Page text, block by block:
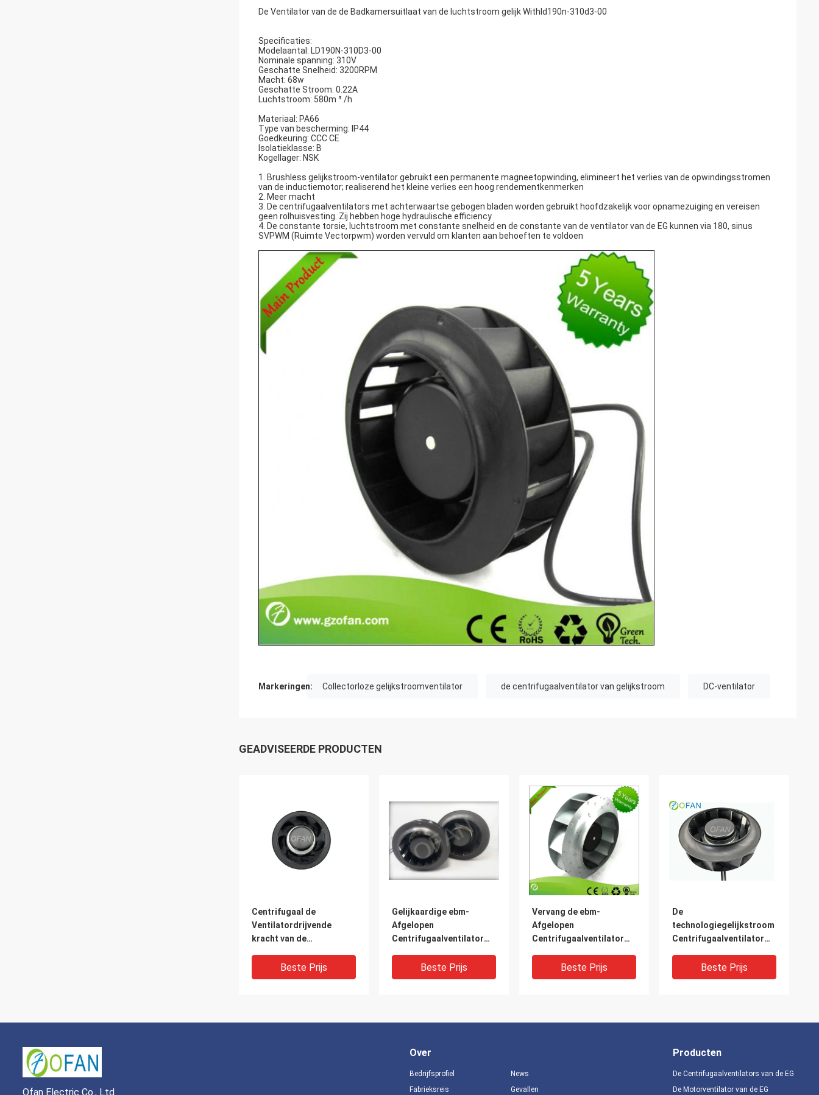
De Ventilator van de de Badkamersuitlaat van de luchtstroom gelijk Withld190n-310d3-00
Specificaties:
Modelaantal: LD190N-310D3-00
Nominale spanning: 310V
Geschatte Snelheid: 3200RPM
Macht: 68w
Geschatte Stroom: 0.22A
Luchtstroom: 580m ³ /h
Materiaal: PA66
Type van bescherming: IP44
Goedkeuring: CCC CE
Isolatieklasse: B
Kogellager: NSK
1. Brushless gelijkstroom-ventilator gebruikt een permanente magneetopwinding, elimineert het verlies van de opwindingsstromen
van de inductiemotor; realiserend het kleine verlies een hoog rendementkenmerken
2. Meer macht
3. De centrifugaalventilators met achterwaartse gebogen bladen worden gebruikt hoofdzakelijk voor opnamezuiging en vereisen
geen rolhuisvesting. Zij hebben hoge hydraulische efficiency
4. De constante torsie, luchtstroom met constante snelheid en de constante van de ventilator van de EG kunnen via 180, sinus
SVPWM (Ruimte Vectorpwm) worden vervuld om klanten aan behoeften te voldoen
Markeringen: Collectorloze gelijkstroomventilator de centrifugaalventilator van gelijkstroom DC-ventilator
GEADVISEERDE PRODUCTEN
Centrifugaal de
Ventilatordrijvende
kracht van de
gelijkstroom/Brushless
Veranderlijke de
Beste Prijs
Gelijkaardige ebm-
Afgelopen
Centrifugaalventilator
Spoorvervoer met
Snelheid 2800Rpm
Beste Prijs
Vervang de ebm-
Afgelopen
Centrifugaalventilator
Luchtfiltratie 250mm
Beste Prijs
De
technologiegelijkstroom
Centrifugaalventilator
Industrie PA66
Refirgeration 190mm
Beste Prijs
Ofan Electric Co., Ltd
Over
Bedrijfsprofiel
Fabrieksreis
News
Gevallen
Producten
De Centrifugaalventilators van de EG
De Motorventilator van de EG